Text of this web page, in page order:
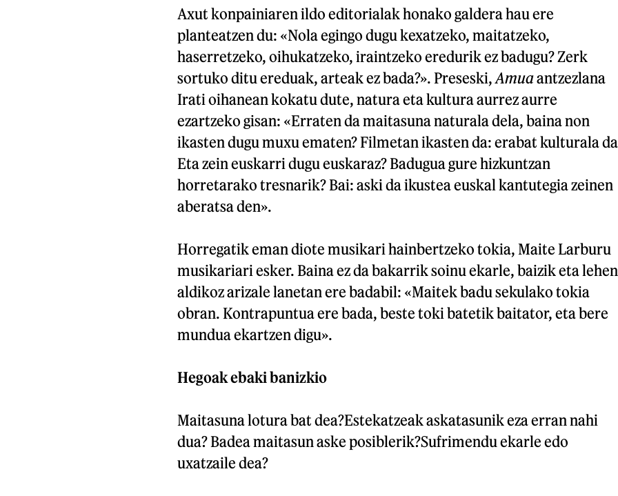
Axut konpainiaren ildo editorialak honako galdera hau ere
planteatzen du: «Nola egingo dugu kexatzeko, maitatzeko,
haserretzeko, oihukatzeko, iraintzeko eredurik ez badugu? Zerk
sortuko ditu ereduak, arteak ez bada?». Preseski, Amuaantzezlana
Irati oihanean kokatu dute, natura eta kultura aurrez aurre
ezartzeko gisan: «Erraten da maitasuna naturala dela, baina non
ikasten dugu muxu ematen? Filmetan ikasten da: erabat kulturala
Eta zein euskarri dugu euskaraz? Badugua gure hizkuntzan
horretarako tresnarik? Bai: aski da ikustea euskal kantutegia zeinen
aberatsa den».
Horregatik eman diote musikari hainbertzeko tokia, Maite Larburu
musikariari esker. Baina ez da bakarrik soinu ekarle, baizik eta lehen
aldikoz arizale lanetan ere badabil: «Maitek badu sekulako tokia
obran. Kontrapuntua ere bada, beste toki batetik baitator, eta bere
mundua ekartzen digu».
Hegoak ebaki banizkio
Maitasuna lotura bat dea?Estekatzeak askatasunik eza erran nahi
dua? Badea maitasun aske posiblerik?Sufrimendu ekarle edo
uxatzaile dea?